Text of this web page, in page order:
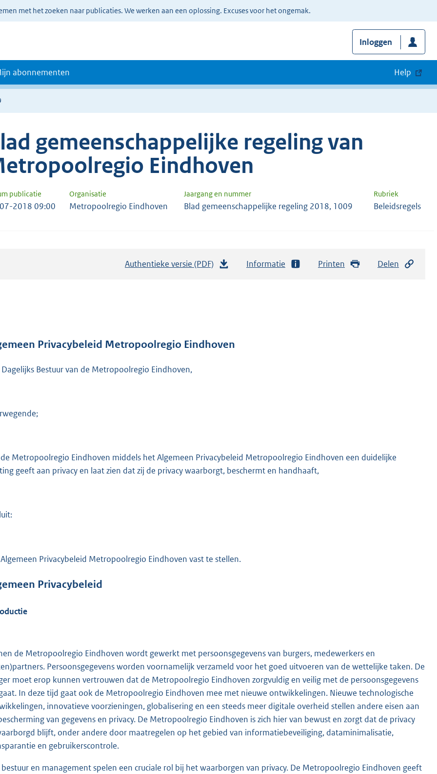
met het zoeken naar publicaties. We werken aan een oplossing. Excuses voor het ongemak.
Inloggen
abonnementen Help
gemeenschappelijke regeling van
Eindhoven
publicatie Organisatie Jaargang en nummer Rubriek
2018 09:00 Metropoolregio Eindhoven Blad gemeenschappelijke regeling 2018, 1009 Beleidsregels
Authentieke versie (PDF)
d
:
2
Informatie Printen Delen
Privacybeleid Metropoolregio Eindhoven
Bestuur van de Metropoolregio Eindhoven,
Metropoolregio Eindhoven middels het Algemeen Privacybeleid Metropoolregio Eindhoven een duidelijke
geeft aan privacy en laat zien dat zij de privacy waarborgt, beschermt en handhaaft,
Privacybeleid Metropoolregio Eindhoven vast te stellen.
Privacybeleid
de Metropoolregio Eindhoven wordt gewerkt met persoonsgegevens van burgers, medewerkers en
Persoonsgegevens worden voornamelijk verzameld voor het goed uitvoeren van de wettelijke taken. De
moet erop kunnen vertrouwen dat de Metropoolregio Eindhoven zorgvuldig en veilig met de persoonsgegevens
In deze tijd gaat ook de Metropoolregio Eindhoven mee met nieuwe ontwikkelingen. Nieuwe technologische
innovatieve voorzieningen, globalisering en een steeds meer digitale overheid stellen andere eisen aan
van gegevens en privacy. De Metropoolregio Eindhoven is zich hier van bewust en zorgt dat de privacy
blijft, onder andere door maatregelen op het gebied van informatiebeveiliging, dataminimalisatie,
en gebruikerscontrole.
en management spelen een cruciale rol bij het waarborgen van privacy. De Metropoolregio Eindhoven geeft